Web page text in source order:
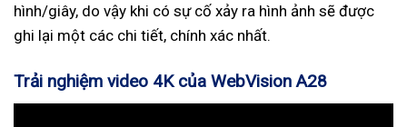
hình/giây, do vậy khi có sự cố xảy ra hình ảnh sẽ được
ghi lại một các chi tiết, chính xác nhất.
Trải nghiệm video 4K của WebVision A28